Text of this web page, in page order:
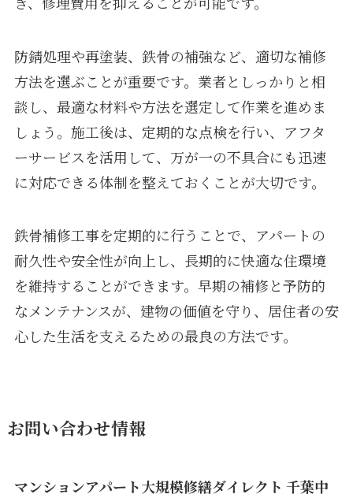
防錆処理や再塗装、鉄骨の補強など、適切な補修
方法を選ぶことが重要です。業者としっかりと相
談し、最適な材料や方法を選定して作業を進めま
しょう。施工後は、定期的な点検を行い、アフタ
ーサービスを活用して、万が一の不具合にも迅速
に対応できる体制を整えておくことが大切です。
鉄骨補修工事を定期的に行うことで、アパートの
耐久性や安全性が向上し、長期的に快適な住環境
を維持することができます。早期の補修と予防的
なメンテナンスが、建物の価値を守り、居住者の安
心した生活を支えるための最良の方法です。
お問い合わせ情報
マンションアパート大規模修繕ダイレクト 千葉中